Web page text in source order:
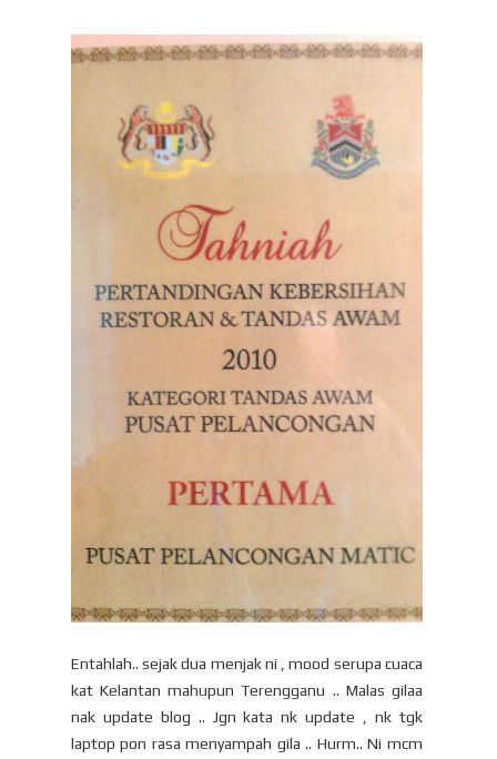
Entahlah.. sejak dua menjak ni , mood serupa cuaca
kat Kelantan mahupun Terengganu .. Malas gilaa
nak update blog .. Jgn kata nk update , nk tgk
laptop pon rasa menyampah gila .. Hurm.. Ni mcm